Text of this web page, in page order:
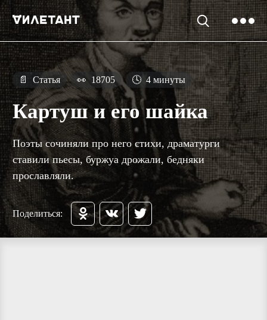
📄 Статья 👀 18705 🕓 4 минуты
Картуш и его шайка
Поэты сочиняли про него стихи, драматурги
ставили пьесы, буржуа дрожали, бедняки
прославляли.
Поделиться: